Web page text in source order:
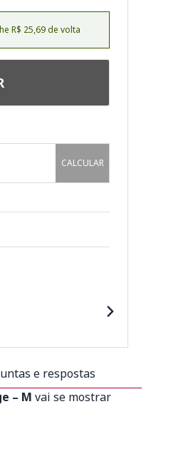
R$ 25,69 de volta
CALCULAR
e respostas
– M vai se mostrar